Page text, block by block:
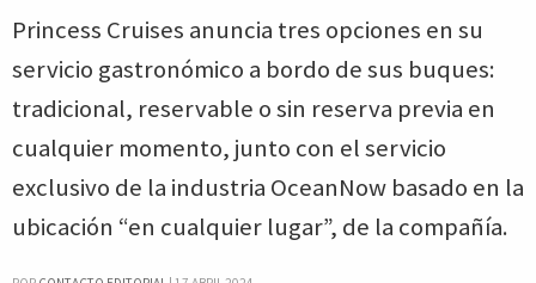
Princess Cruises anuncia tres opciones en su
servicio gastronómico a bordo de sus buques:
tradicional, reservable o sin reserva previa en
cualquier momento, junto con el servicio
exclusivo de la industria OceanNow basado en la
ubicación “en cualquier lugar”, de la compañía.